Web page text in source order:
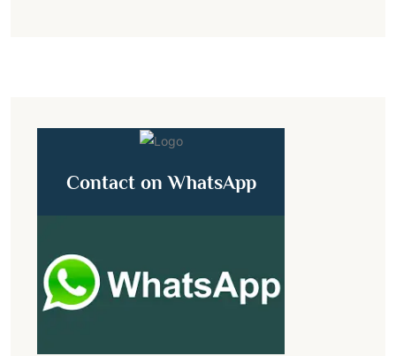
Contact on WhatsApp